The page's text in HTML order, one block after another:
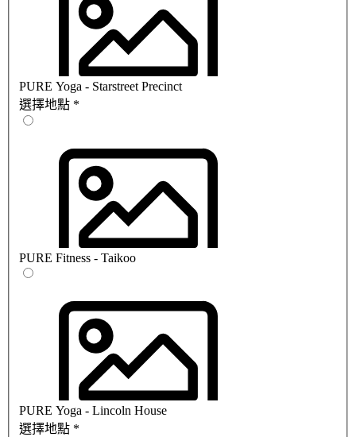
PURE Yoga - Starstreet Precinct
選擇地點 *
PURE Fitness - Taikoo
PURE Yoga - Lincoln House
選擇地點 *